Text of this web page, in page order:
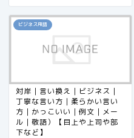
ビジネス用語
対岸｜言い換え｜ビジネス｜
丁寧な言い方｜柔らかい言い
方｜かっこいい｜例文｜メー
ル｜敬語）【目上や上司や部
下など】